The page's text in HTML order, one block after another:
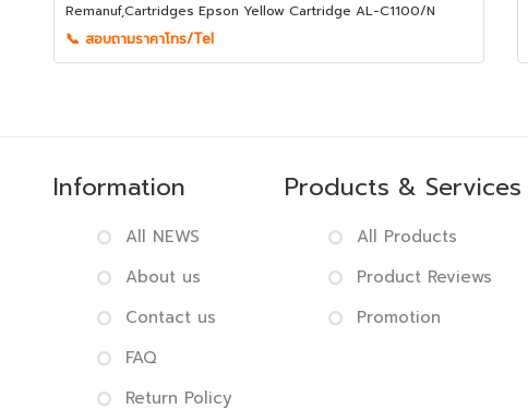
Remanuf,Cartridges Epson Yellow Cartridge AL-C1100/N
📞 สอบถามราคาโทร/Tel
Information
All NEWS
About us
Contact us
FAQ
Return Policy
Products & Services
All Products
Product Reviews
Promotion